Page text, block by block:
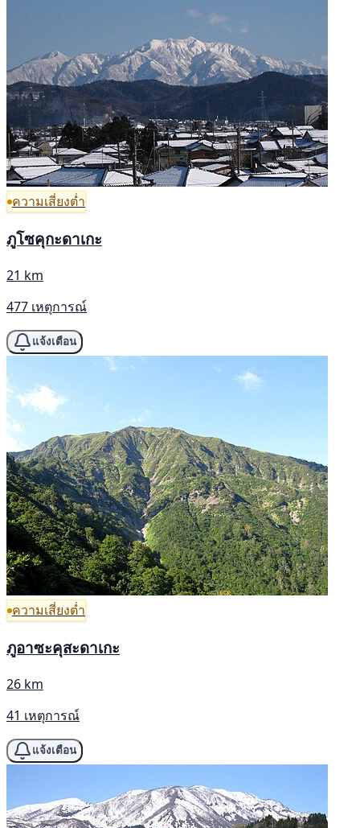
ความเสี่ยงต่ำ
ภูโซคุกะดาเกะ
21 km
477 เหตุการณ์
แจ้งเตือน
ความเสี่ยงต่ำ
ภูอาซะคุสะดาเกะ
26 km
41 เหตุการณ์
แจ้งเตือน